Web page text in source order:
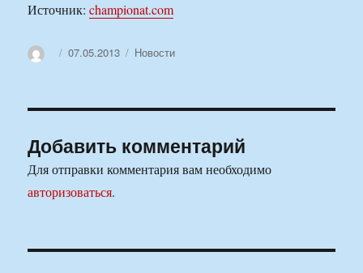
Источник:championat.com
АвторОпубликовано
07.05.2013 Рубрики
Новости
Добавить комментарий
Для отправки комментария вам необходимо
авторизоваться.